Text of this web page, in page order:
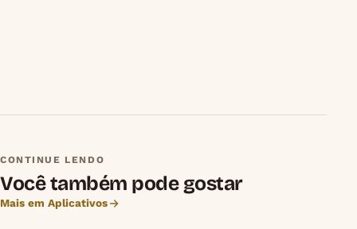
CONTINUE LENDO
Você também pode gostar
Mais em Aplicativos